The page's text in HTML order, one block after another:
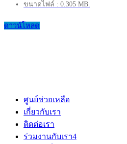
ขนาดไฟล์ : 0.305 MB.
ดาวน์โหลด
ศูนย์ช่วยเหลือ
เกี่ยวกับเรา
ติดต่อเรา
ร่วมงานกับเรา4